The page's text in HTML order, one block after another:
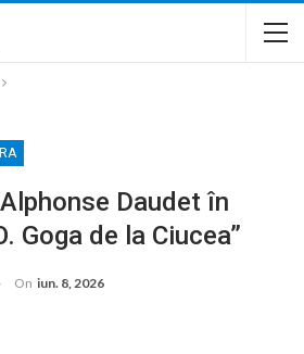
Daudet în
Goga de la Ciucea”
On iun. 8, 2026